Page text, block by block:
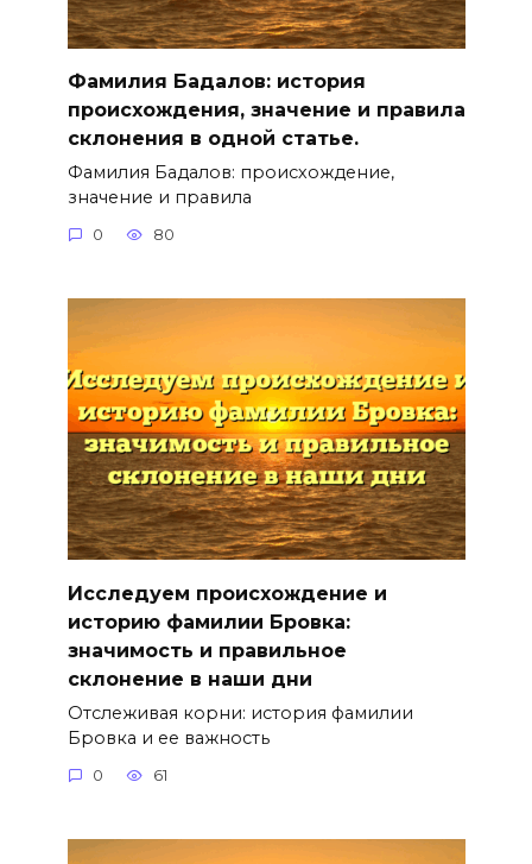
Фамилия Бадалов: история
происхождения, значение и правила
склонения в одной статье.
Фамилия Бадалов: происхождение,
значение и правила
0 80
Исследуем происхождение и
историю фамилии Бровка:
значимость и правильное
склонение в наши дни
Отслеживая корни: история фамилии
Бровка и ее важность
0 61